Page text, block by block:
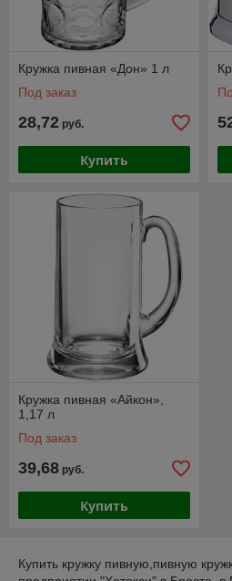
Кружка пивная «Дон» 1 л
Под заказ
28,72 руб.
Купить
Кружка пивная «Айкон»,
1,17 л
Под заказ
39,68 руб.
Купить
Купить кружку пивную,пивную